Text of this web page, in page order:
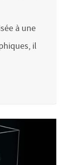
à une
il